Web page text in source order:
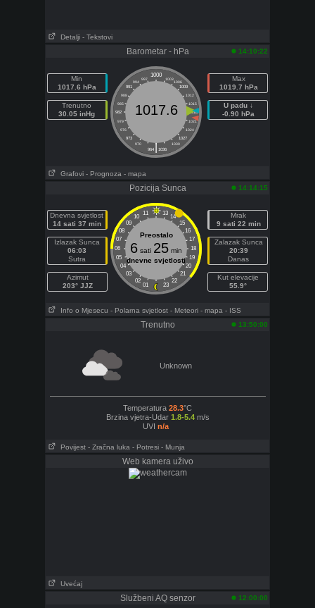
Detalji - Tekstovi
Barometar - hPa 14:10:22
Min
1017.6 hPa
Trenutno
30.05 inHg
1000
997 1003
994
1006
991
1009
988
1012
985
1015
982
1018
979
1021
976
1024
973
1027
970
1030
|
964 1036
1017.6
Max
1019.7 hPa
U padu ↓
-0.90 hPa
Grafovi - Prognoza - mapa
Pozicija Sunca 14:14:15
Dnevna svjetlost
14 sati 37 min
Izlazak Sunca
06:03
Sutra
Azimut
203° JJZ
11 13
10
14
09
15
08
16
07
17
06
18
05
19
04
20
03
21
02
22
01 23
Preostalo
6 sati 25 min
dnevne svjetlosti
Mrak
9 sati 22 min
Zalazak Sunca
20:39
Danas
Kut elevacije
55.9°
Info o Mjesecu - Polarna svjetlost - Meteori - mapa - ISS
Trenutno 13:50:00
Unknown
Temperatura 28.3°C
Brzina vjetra-Udar 1.8-5.4m/s
UVI n/a
Povijest - Zračna luka - Potresi - Munja
Web kamera uživo
Uvećaj
Službeni AQ senzor 12:00:00